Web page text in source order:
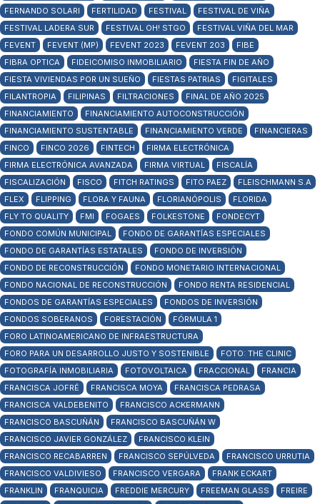
FERNANDO SOLARI
FERTILIDAD FESTIVAL
FESTIVAL DE VIÑA
FESTIVAL LADERA SUR
FESTIVAL OH! STGO
FESTIVAL VIÑA DEL MAR
FEVENT
FEVENT (MP) FEVENT 2023 FEVENT 203
FIBE
FIBRA OPTICA
FIDEICOMISO INMOBILIARIO
FIESTA FIN DE AÑO
FIESTA VIVIENDAS POR UN SUEÑO
FIESTAS PATRIAS
FIGITALES
FILANTROPIA
FILIPINAS FILTRACIONES
FINAL DE AÑO 2025
FINANCIAMIENTO
FINANCIAMIENTO AUTOCONSTRUCCIÓN
FINANCIAMIENTO SUSTENTABLE
FINANCIAMIENTO VERDE
FINANCIERAS
FINCO
FINCO 2026 FINTECH
FIRMA ELECTRÓNICA
FIRMA ELECTRÓNICA AVANZADA
FIRMA VIRTUAL
FISCALÍA
FISCALIZACIÓN
FISCO FITCH RATINGS FITO PAEZ
FLEISCHMANN S.A
FLEX
FLIPPING FLORA Y FAUNA FLORIANÓPOLIS
FLORIDA
FLY TO QUALITY
FMI FOGAES FOLKESTONE
FONDECYT
FONDO COMÚN MUNICIPAL
FONDO DE GARANTÍAS ESPECIALES
FONDO DE GARANTÍAS ESTATALES
FONDO DE INVERSIÓN
FONDO DE RECONSTRUCCIÓN
FONDO MONETARIO INTERNACIONAL
FONDO NACIONAL DE RECONSTRUCCIÓN
FONDO RENTA RESIDENCIAL
FONDOS DE GARANTÍAS ESPECIALES
FONDOS DE INVERSIÓN
FONDOS SOBERANOS
FORESTACIÓN
FÓRMULA 1
FORO LATINOAMERICANO DE INFRAESTRUCTURA
FORO PARA UN DESARROLLO JUSTO Y SOSTENIBLE
FOTO: THE CLINIC
FOTOGRAFÍA INMOBILIARIA
FOTOVOLTAICA FRACCIONAL
FRANCIA
FRANCISCA JOFRÉ
FRANCISCA MOYA
FRANCISCA PEDRASA
FRANCISCA VALDEBENITO
FRANCISCO ACKERMANN
FRANCISCO BASCUÑÁN
FRANCISCO BASCUÑÁN W
FRANCISCO JAVIER GONZÁLEZ
FRANCISCO KLEIN
FRANCISCO RECABARREN
FRANCISCO SEPÚLVEDA
FRANCISCO URRUTIA
FRANCISCO VALDIVIESO
FRANCISCO VERGARA
FRANK ECKART
FRANKLIN
FRANQUICIA FREDDIE MERCURY FREEMAN GLASS
FREIRE